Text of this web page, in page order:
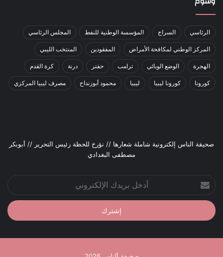
الرئاسي السراج المؤسسة الوطنية للنفط المجلس الرئاسي
المركز الوطني لمكافحة الأمراض المفقودين المنتخب الليبي
الهجرة الوضع الوبائي ترامب حفتر درنة كرة القدم
كورونا كورونا ليبيا ليبيا محمود أبوزنداح مصرف ليبيا المركزي
صحيقة الناس إلكترونية شاملة شعارها // نؤرخ للحظة رئيس التحرير // أبوبكر
مصطفى البغدادي
أدخل
بريدك
الإلكتروني